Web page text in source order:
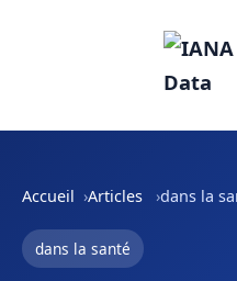
Accueil Articles dans la
dans la santé